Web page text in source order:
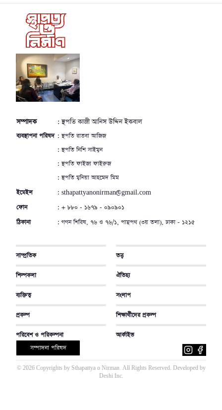
সম্পাদক : স্থপতি কাজী আনিস উদ্দিন ইকবাল
ব্যবস্থাপনা পরিষদ : স্থপতি রাতবা আজিজ
: স্থপতি নিশি সাইমুন
: স্থপতি ফাইজা ফাইরুজ
: স্থপতি মুনিয়া আহমেদ মিম
ইমেইল
: sthapattyanonirman@gmail.com
ফোন
: + ৮৮০ - ১৬৭৯ - ০৯০৯০১
ঠিকানা
: গগন শিরিষ, ৭৬ ও ৭৬/১, পান্থপথ (৩য় তলা), ঢাকা - ১২১৫
সাম্প্রতিক তত্ত্ব
শিল্পকলা ঐতিহ্য
ব্যক্তিত্ব সংলাপ
প্রকল্প শিক্ষার্থীদের প্রকল্প
পরিবেশ ও পরিকল্পনা
আর্কাইভ
সম্পাদনা পরিষদ
© 2026Copyrights by Sthapattya o Nirman. All Rights Reserved. Developed by
Deshi Inc.